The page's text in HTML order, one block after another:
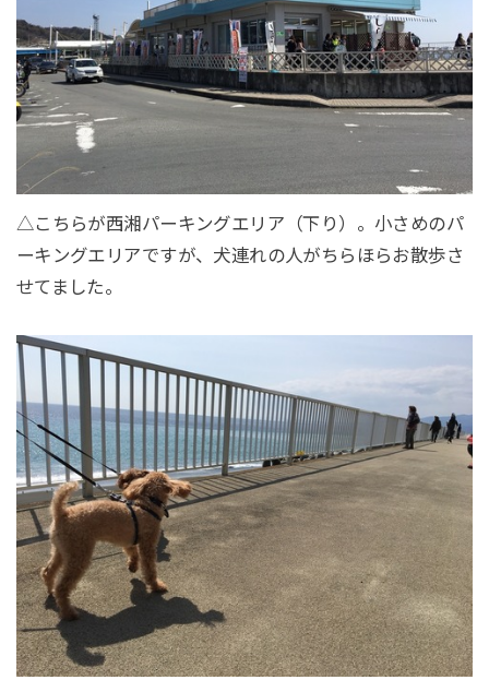
△こちらが西湘パーキングエリア（下り）。小さめのパ
ーキングエリアですが、犬連れの人がちらほらお散歩さ
せてました。